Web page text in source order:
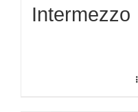
Intermezzo